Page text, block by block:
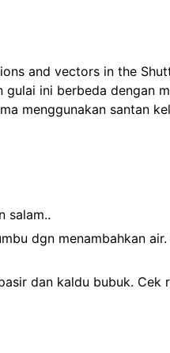
and vectors in the
ini berbeda dengan
menggunakan santan
salam..
dgn menambahkan
dan kaldu bubuk. Cek